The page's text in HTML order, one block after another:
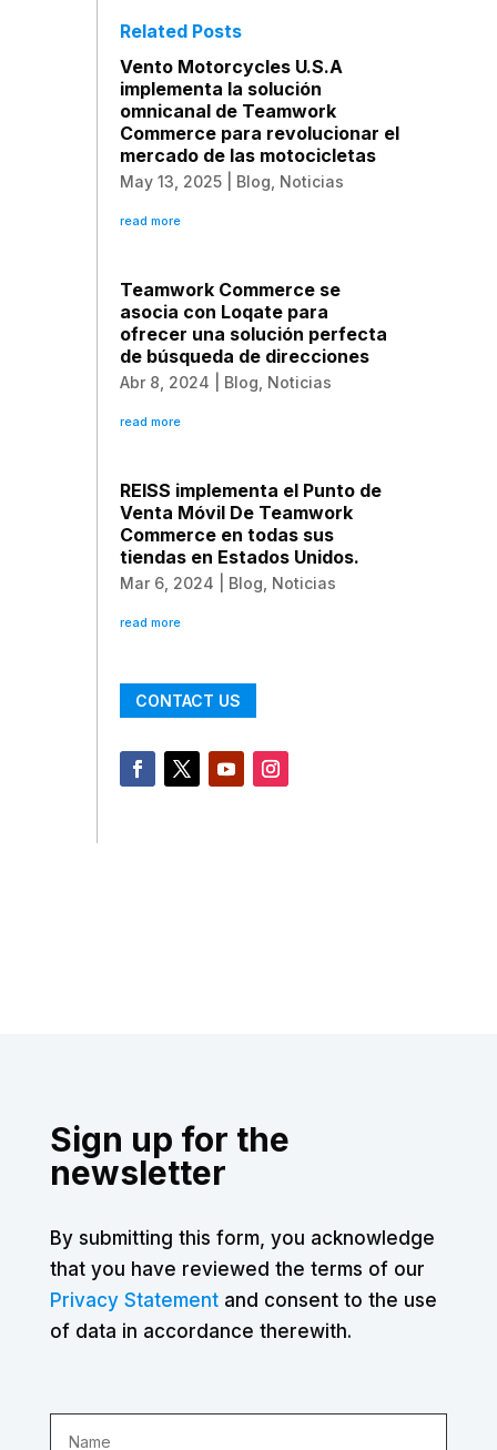
Related Posts
Vento Motorcycles U.S.A
implementa la solución
omnicanal de Teamwork
Commerce para revolucionar el
mercado de las motocicletas
May 13, 2025 Blog Noticias
read more
Teamwork Commerce se
asocia con Loqate para
ofrecer una solución perfecta
de búsqueda de direcciones
Abr 8, 2024 Blog Noticias
read more
REISS implementa el Punto de
Venta Móvil De Teamwork
Commerce en todas sus
tiendas en Estados Unidos.
Mar 6, 2024 Blog Noticias
read more
CONTACT US
Sign up for the
newsletter
By submitting this form, you acknowledge
that you have reviewed the terms of our
Privacy Statement and consent to the use
of data in accordance therewith.